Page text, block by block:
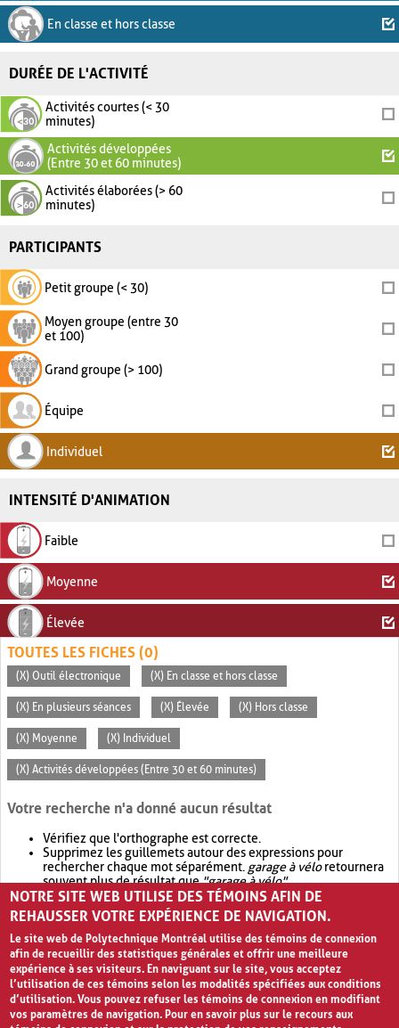
En classe et hors classe
DURÉE DE L'ACTIVITÉ
Activités courtes (< 30
minutes)
Activités développées
(Entre 30 et 60 minutes)
Activités élaborées (> 60
minutes)
PARTICIPANTS
Petit groupe (< 30)
Moyen groupe (entre 30
et 100)
Grand groupe (> 100)
Équipe
Individuel
INTENSITÉ D'ANIMATION
Faible
Moyenne
Élevée
TOUTES LES FICHES (0)
(X) Outil électronique (X) En classe et hors classe
(X) En plusieurs séances (X) Élevée (X) Hors classe
(X) Moyenne (X) Individuel
(X) Activités développées (Entre 30 et 60 minutes)
Votre recherche n'a donné aucun résultat
Vérifiez que l'orthographe est correcte.
Supprimez les guillemets autour des expressions pour
rechercher chaque mot séparément. garage à véloretournera
souvent plus de résultat que"garage à vélo".
Envisagez d'élargir votre recherche avec OR.garage OR vélo
retournera souvent plus de résultat quegarage à vélo
NOTRE SITE WEB UTILISE DES TÉMOINS AFIN DE
REHAUSSER VOTRE EXPÉRIENCE DE NAVIGATION.
Le site web de Polytechnique Montréal utilise des témoins de connexion
afin de recueillir des statistiques générales et offrir une meilleure
expérience à ses visiteurs. En naviguant sur le site, vous acceptez
l’utilisation de ces témoins selon les modalités spécifiées aux conditions
d’utilisation. Vous pouvez refuser les témoins de connexion en modifiant
vos paramètres de navigation. Pour en savoir plus sur le recours aux